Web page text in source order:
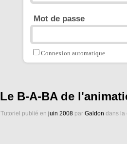
Mot de passe
Connexion automatique
Le B-A-BA de
Tutoriel publié en juin 2008 par Galdon dans la